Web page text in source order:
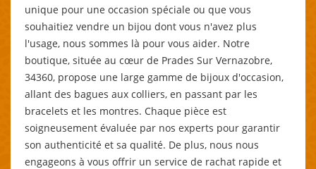
unique pour une occasion spéciale ou que vous
souhaitiez vendre un bijou dont vous n'avez plus
l'usage, nous sommes là pour vous aider. Notre
boutique, située au cœur de Prades Sur Vernazobre,
34360, propose une large gamme de bijoux d'occasion,
allant des bagues aux colliers, en passant par les
bracelets et les montres. Chaque pièce est
soigneusement évaluée par nos experts pour garantir
son authenticité et sa qualité. De plus, nous nous
engageons à vous offrir un service de rachat rapide et